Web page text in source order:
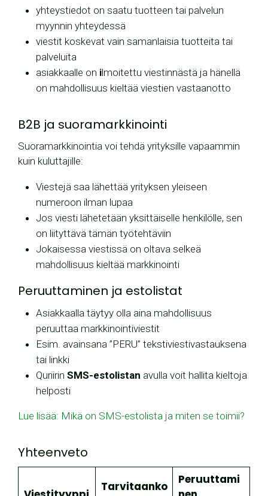
yhteystiedot on saatu tuotteen tai palvelun
myynnin yhteydessä
viestit koskevat vain samanlaisia tuotteita tai
palveluita
asiakkaalle on ilmoitettu viestinnästä ja hänellä
on mahdollisuus kieltää viestien vastaanotto
B2B ja suoramarkkinointi
Suoramarkkinointia voi tehdä yrityksille vapaammin
kuin kuluttajille:
Viestejä saa lähettää yrityksen yleiseen
numeroon ilman lupaa
Jos viesti lähetetään yksittäiselle henkilölle, sen
on liityttävä tämän työtehtäviin
Jokaisessa viestissä on oltava selkeä
mahdollisuus kieltää markkinointi
Peruuttaminen ja estolistat
Asiakkaalla täytyy olla aina mahdollisuus
peruuttaa markkinointiviestit
Esim. avainsana ”PERU” tekstiviestivastauksena
tai linkki
Quriirin SMS-estolistan avulla voit hallita kieltoja
helposti
Lue lisää: Mikä on SMS-estolista ja miten se toimii?
Yhteenveto
Tarvitaanko
Peruuttami